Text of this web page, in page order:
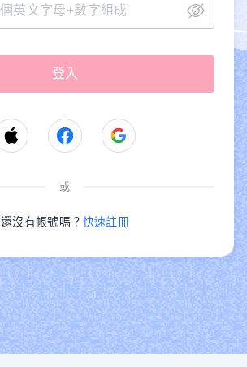
或
還沒有帳號嗎？ 快速註冊